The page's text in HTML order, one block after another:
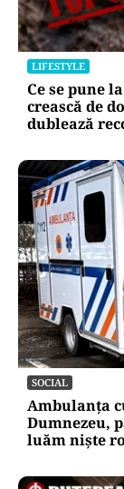
LIFESTYLE
Ce se pune
crească de
dublează
SOCIAL
Ambulanța
Dumnezeu,
luăm niște